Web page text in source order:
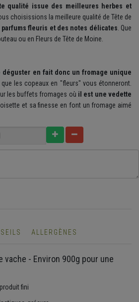
qualité issue des meilleures herbes et
choisissions la meilleure qualité de Tête de
parfums fleuris et des notes délicates. Que
ou en Fleurs de Tête de Moine.
déguster en fait donc un fromage unique
que les copeaux en "fleurs" vous étonneront.
les buffets fromages où il est une vedette
et sa finesse en font un fromage aimé
ALLERGÈNES
vache - Environ 900g pour une
fini